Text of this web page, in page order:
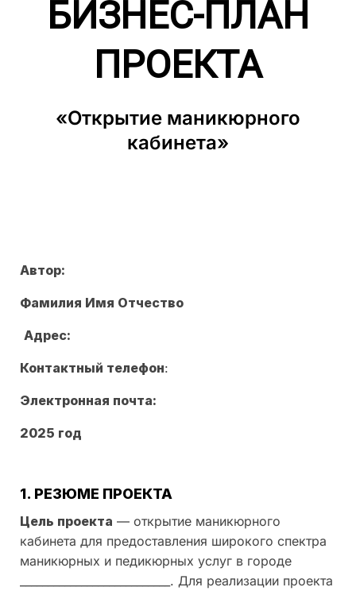
БИЗНЕС-ПЛАН
ПРОЕКТА
«Открытие маникюрного
кабинета»
Автор:
Фамилия Имя Отчество
Адрес:
Контактный телефон:
Электронная почта:
2025 год
1. РЕЗЮМЕ ПРОЕКТА
Цель проекта — открытие маникюрного
кабинета для предоставления широкого спектра
маникюрных и педикюрных услуг в городе
___________________________. Для реализации проекта